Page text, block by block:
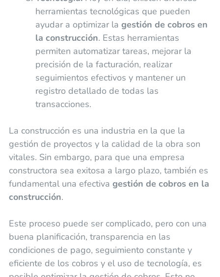
herramientas tecnológicas que pueden
ayudar a optimizar la gestión de cobros en
la construcción. Estas herramientas
permiten automatizar tareas, mejorar la
precisión de la facturación, realizar
seguimientos efectivos y mantener un
registro detallado de todas las
transacciones.
La construcción es una industria en la que la
gestión de proyectos y la calidad de la obra son
vitales. Sin embargo, para que una empresa
constructora sea exitosa a largo plazo, también es
fundamental una efectiva gestión de cobros en la
construcción.
Este proceso puede ser complicado, pero con una
buena planificación, transparencia en las
condiciones de pago, seguimiento constante y
eficiente de los cobros y el uso de tecnología, es